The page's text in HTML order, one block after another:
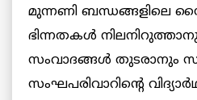
മുന്നണി ബന്ധങ്ങളിലെ
ഭിന്നതകൾ
സംവാദങ്ങൾ തുടരാനും
സംഘപരിവാറിന്റെ